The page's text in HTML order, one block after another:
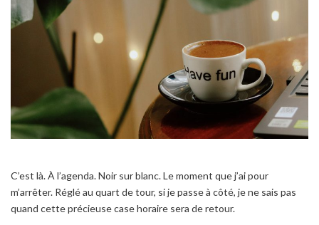
C’est là. À l’agenda. Noir sur blanc. Le moment que j’ai pour
m’arrêter. Réglé au quart de tour, si je passe à côté, je ne sais pas
quand cette précieuse case horaire sera de retour.